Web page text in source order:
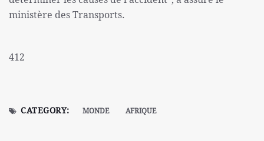
ministère des Transports.
412
CATEGORY: MONDE AFRIQUE